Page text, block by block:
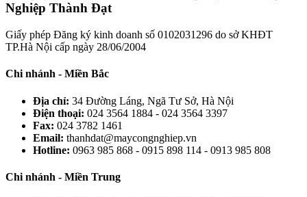
Nghiệp Thành Đạt
Giấy phép Đăng ký kinh doanh số 0102031296 do sở KHĐT
TP.Hà Nội cấp ngày 28/06/2004
Chi nhánh - Miền Bắc
Địa chỉ: 34 Đường Láng, Ngã Tư Sở, Hà Nội
Điện thoại: 024 3564 1884 - 024 3564 3397
Fax: 024 3782 1461
Email: thanhdat@maycongnghiep.vn
Hotline: 0963 985 868 - 0915 898 114 - 0913 985 808
Chi nhánh - Miền Trung